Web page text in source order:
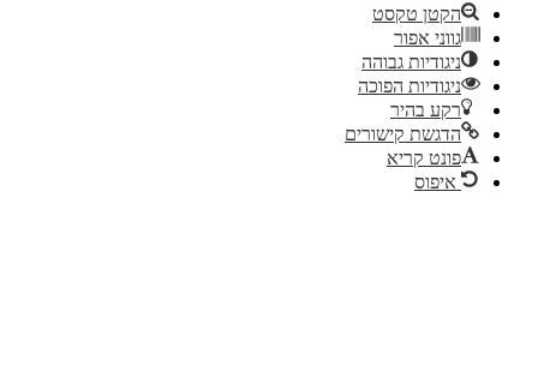
טקסט
אפור
גבוהה
הפוכה
בהיר
קישורים
קריא